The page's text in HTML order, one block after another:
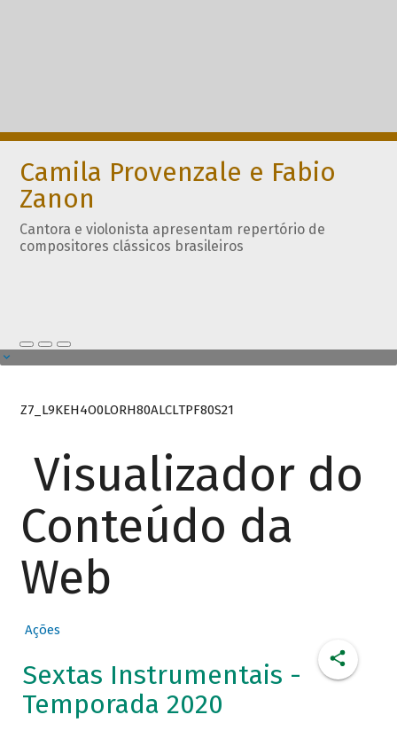
Camila Provenzale e Fabio
Zanon
Cantora e violonista apresentam repertório de
compositores clássicos brasileiros
Z7_L9KEH4O0LORH80ALCLTPF80S21
Visualizador do
Conteúdo da
Web
Ações
Sextas Instrumentais -
Temporada 2020